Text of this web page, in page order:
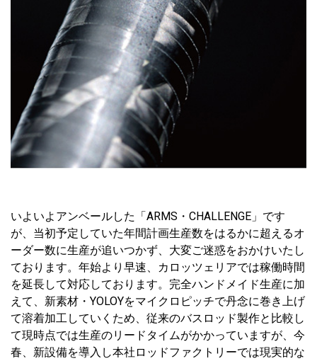
いよいよアンベールした「ARMS・CHALLENGE」です
が、当初予定していた年間計画生産数をはるかに超えるオ
ーダー数に生産が追いつかず、大変ご迷惑をおかけいたし
ております。年始より早速、カロッツェリアでは稼働時間
を延長して対応しております。完全ハンドメイド生産に加
えて、新素材・YOLOYをマイクロピッチで丹念に巻き上げ
て溶着加工していくため、従来のバスロッド製作と比較し
て現時点では生産のリードタイムがかかっていますが、今
春、新設備を導入し本社ロッドファクトリーでは現実的な